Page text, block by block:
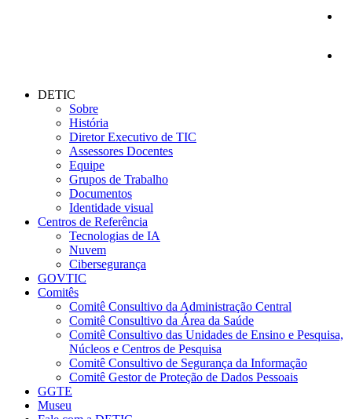
DETIC
Sobre
História
Diretor Executivo de TIC
Assessores Docentes
Equipe
Grupos de Trabalho
Documentos
Identidade visual
Centros de Referência
Tecnologias de IA
Nuvem
Cibersegurança
GOVTIC
Comitês
Comitê Consultivo da Administração Central
Comitê Consultivo da Área da Saúde
Comitê Consultivo das Unidades de Ensino e Pesquisa,
Núcleos e Centros de Pesquisa
Comitê Consultivo de Segurança da Informação
Comitê Gestor de Proteção de Dados Pessoais
GGTE
Museu